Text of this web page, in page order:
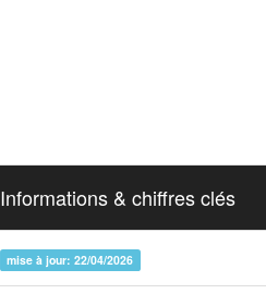
Informations & chiffres clés
mise à jour: 22/04/2026